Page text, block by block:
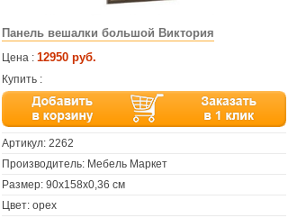
Панель вешалки большой Виктория
Цена : 12950 руб.
Купить :
Артикул: 2262
Производитель: Мебель Маркет
Размер: 90х158х0,36 см
Цвет: орех